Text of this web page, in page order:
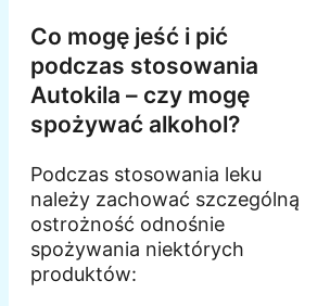
Co mogę jeść i pić
podczas stosowania
Autokila – czy mogę
spożywać alkohol?
Podczas stosowania leku
należy zachować szczególną
ostrożność odnośnie
spożywania niektórych
produktów: